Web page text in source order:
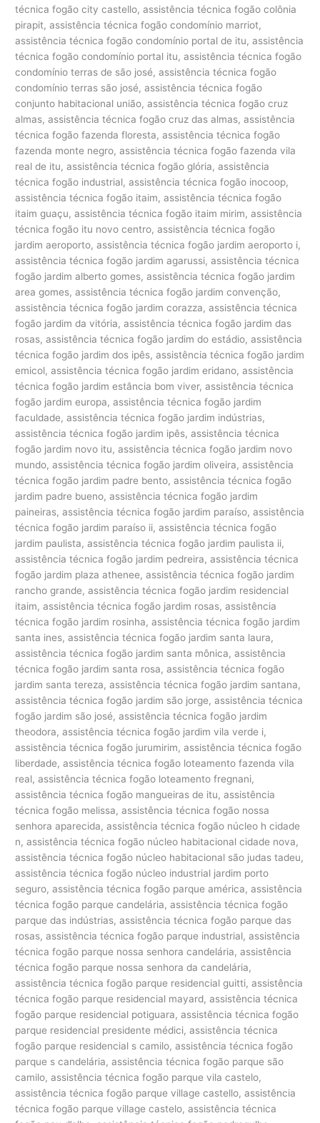
técnica fogão city castello, assistência técnica fogão colônia
pirapit, assistência técnica fogão condomínio marriot,
assistência técnica fogão condomínio portal de itu, assistência
técnica fogão condomínio portal itu, assistência técnica fogão
condomínio terras de são josé, assistência técnica fogão
condomínio terras são josé, assistência técnica fogão
conjunto habitacional união, assistência técnica fogão cruz
almas, assistência técnica fogão cruz das almas, assistência
técnica fogão fazenda floresta, assistência técnica fogão
fazenda monte negro, assistência técnica fogão fazenda vila
real de itu, assistência técnica fogão glória, assistência
técnica fogão industrial, assistência técnica fogão inocoop,
assistência técnica fogão itaim, assistência técnica fogão
itaim guaçu, assistência técnica fogão itaim mirim, assistência
técnica fogão itu novo centro, assistência técnica fogão
jardim aeroporto, assistência técnica fogão jardim aeroporto i,
assistência técnica fogão jardim agarussi, assistência técnica
fogão jardim alberto gomes, assistência técnica fogão jardim
area gomes, assistência técnica fogão jardim convenção,
assistência técnica fogão jardim corazza, assistência técnica
fogão jardim da vitória, assistência técnica fogão jardim das
rosas, assistência técnica fogão jardim do estádio, assistência
técnica fogão jardim dos ipês, assistência técnica fogão jardim
emicol, assistência técnica fogão jardim eridano, assistência
técnica fogão jardim estância bom viver, assistência técnica
fogão jardim europa, assistência técnica fogão jardim
faculdade, assistência técnica fogão jardim indústrias,
assistência técnica fogão jardim ipês, assistência técnica
fogão jardim novo itu, assistência técnica fogão jardim novo
mundo, assistência técnica fogão jardim oliveira, assistência
técnica fogão jardim padre bento, assistência técnica fogão
jardim padre bueno, assistência técnica fogão jardim
paineiras, assistência técnica fogão jardim paraíso, assistência
técnica fogão jardim paraíso ii, assistência técnica fogão
jardim paulista, assistência técnica fogão jardim paulista ii,
assistência técnica fogão jardim pedreira, assistência técnica
fogão jardim plaza athenee, assistência técnica fogão jardim
rancho grande, assistência técnica fogão jardim residencial
itaim, assistência técnica fogão jardim rosas, assistência
técnica fogão jardim rosinha, assistência técnica fogão jardim
santa ines, assistência técnica fogão jardim santa laura,
assistência técnica fogão jardim santa mônica, assistência
técnica fogão jardim santa rosa, assistência técnica fogão
jardim santa tereza, assistência técnica fogão jardim santana,
assistência técnica fogão jardim são jorge, assistência técnica
fogão jardim são josé, assistência técnica fogão jardim
theodora, assistência técnica fogão jardim vila verde i,
assistência técnica fogão jurumirim, assistência técnica fogão
liberdade, assistência técnica fogão loteamento fazenda vila
real, assistência técnica fogão loteamento fregnani,
assistência técnica fogão mangueiras de itu, assistência
técnica fogão melissa, assistência técnica fogão nossa
senhora aparecida, assistência técnica fogão núcleo h cidade
n, assistência técnica fogão núcleo habitacional cidade nova,
assistência técnica fogão núcleo habitacional são judas tadeu,
assistência técnica fogão núcleo industrial jardim porto
seguro, assistência técnica fogão parque américa, assistência
técnica fogão parque candelária, assistência técnica fogão
parque das indústrias, assistência técnica fogão parque das
rosas, assistência técnica fogão parque industrial, assistência
técnica fogão parque nossa senhora candelária, assistência
técnica fogão parque nossa senhora da candelária,
assistência técnica fogão parque residencial guitti, assistência
técnica fogão parque residencial mayard, assistência técnica
fogão parque residencial potiguara, assistência técnica fogão
parque residencial presidente médici, assistência técnica
fogão parque residencial s camilo, assistência técnica fogão
parque s candelária, assistência técnica fogão parque são
camilo, assistência técnica fogão parque vila castelo,
assistência técnica fogão parque village castello, assistência
técnica fogão parque village castelo, assistência técnica